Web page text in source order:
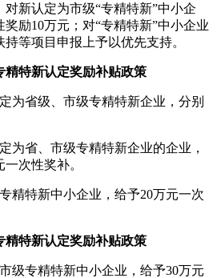
新认定为市级“专精特新”中小企
励10万元；对“专精特新”中小企业
等项目申报上予以优先支持。
精特新认定奖励补贴政策
为省级、市级专精特新企业，分别
为省、市级专精特新企业的企业，
次性奖补。
精特新中小企业，给予20万元一次
精特新认定奖励补贴政策
级专精特新中小企业，给予30万元